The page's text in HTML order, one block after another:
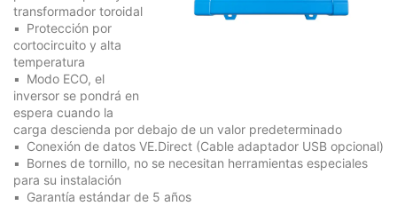
transformador toroidal
Protección por
cortocircuito y alta
temperatura
Modo ECO, el
inversor se pondrá en
espera cuando la
carga descienda por debajo de un valor predeterminado
Conexión de datos VE.Direct (Cable adaptador USB opcional)
Bornes de tornillo, no se necesitan herramientas especiales
para su instalación
Garantía estándar de 5 años